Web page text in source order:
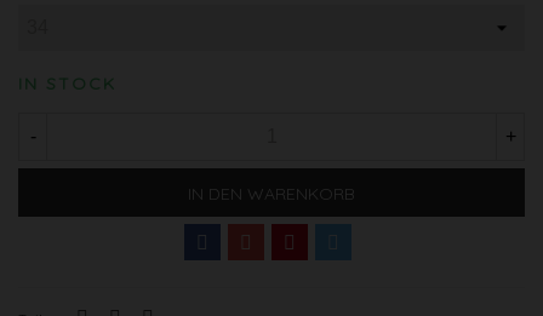
IN STOCK
- +
IN DEN WARENKORB